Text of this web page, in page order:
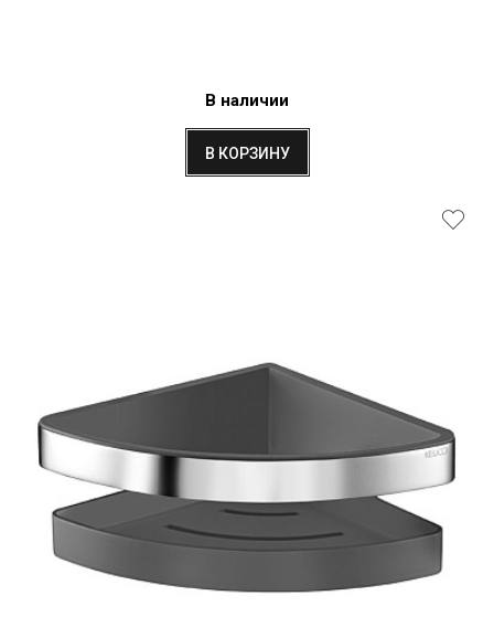
В наличии
В КОРЗИНУ